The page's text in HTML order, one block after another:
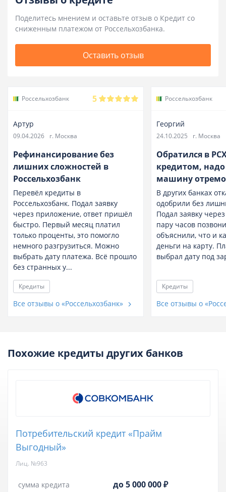
Поделитесь мнением и оставьте отзыв о Кредит со
сниженным платежом от Россельхозбанка.
Оставить отзыв
Россельхозбанк 5
Артур
09.04.2026 г. Москва
Рефинансирование без
лишних сложностей в
Россельхозбанк
Перевёл кредиты в
Россельхозбанк. Подал заявку
через приложение, ответ пришёл
быстро. Первый месяц платил
только проценты, это помогло
немного разгрузиться. Можно
выбрать дату платежа. Всё прошло
без странных у...
Кредиты
Все отзывы о «Россельхозбанк»
Россельхозбанк
Георгий
24.10.2025 г. Москва
Обратился в
кредитом,
машину
В других банках
одобрили без
Подал заявку
пару часов
объяснили, что и
деньги на карту.
выбрал дату под
Кредиты
Все отзывы о
Похожие кредиты других банков
Потребительский кредит «Прайм
Выгодный»
Лиц. №963
сумма кредита до 5 000 000 ₽